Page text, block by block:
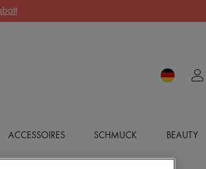
ACCESSOIRES SCHMUCK BEAUTY